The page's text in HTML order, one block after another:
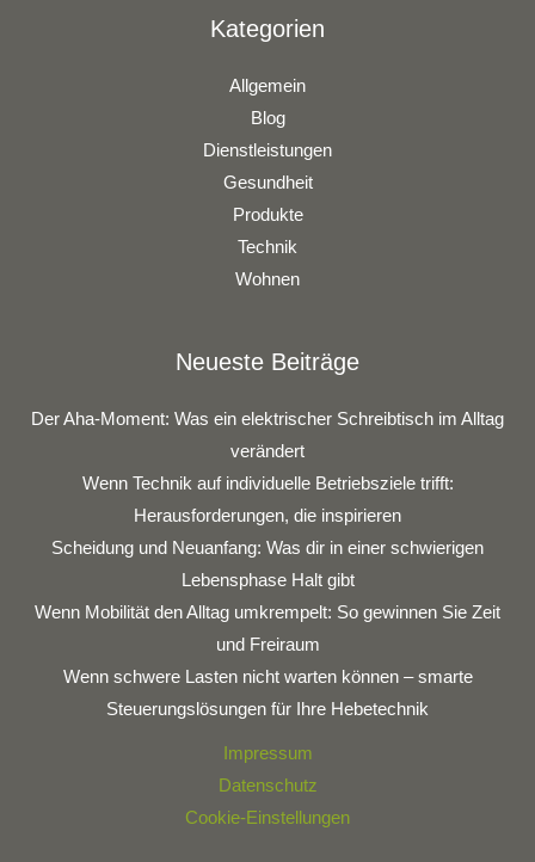
Kategorien
Allgemein
Blog
Dienstleistungen
Gesundheit
Produkte
Technik
Wohnen
Neueste Beiträge
Der Aha-Moment: Was ein elektrischer Schreibtisch im Alltag
verändert
Wenn Technik auf individuelle Betriebsziele trifft:
Herausforderungen, die inspirieren
Scheidung und Neuanfang: Was dir in einer schwierigen
Lebensphase Halt gibt
Wenn Mobilität den Alltag umkrempelt: So gewinnen Sie Zeit
und Freiraum
Wenn schwere Lasten nicht warten können – smarte
Steuerungslösungen für Ihre Hebetechnik
Impressum
Datenschutz
Cookie-Einstellungen